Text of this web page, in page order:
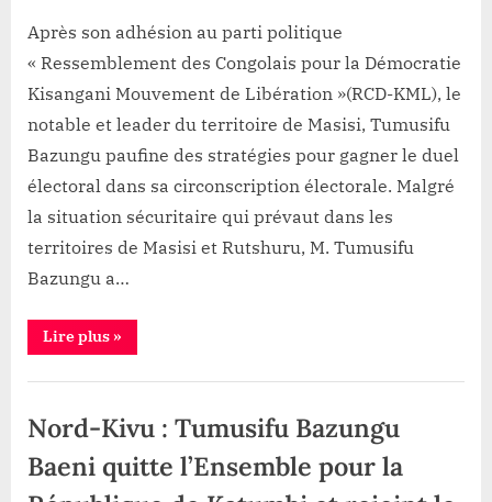
armes
pour
les
échéances
Après son adhésion au parti politique
« Ressemblement des Congolais pour la Démocratie
Kisangani Mouvement de Libération »(RCD-KML), le
notable et leader du territoire de Masisi, Tumusifu
Bazungu paufine des stratégies pour gagner le duel
électoral dans sa circonscription électorale. Malgré
la situation sécuritaire qui prévaut dans les
territoires de Masisi et Rutshuru, M. Tumusifu
Bazungu a…
Lire plus“Masisi:
Après
adhésion
KML,
le
notable
Tumusifu
Bazungu
»
Nord-Kivu : Tumusifu Bazungu
Baeni quitte l’Ensemble pour la